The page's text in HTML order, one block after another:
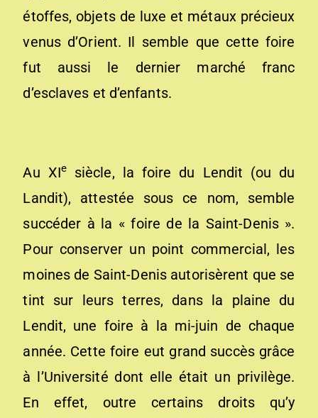
étoffes, objets de luxe et métaux précieux
venus d’Orient. Il semble que cette foire
fut aussi le dernier marché franc
d’esclaves et d’enfants.
Au XIesiècle, la foire du Lendit (ou du
Landit), attestée sous ce nom, semble
succéder à la « foire de la Saint-Denis ».
Pour conserver un point commercial, les
moines de Saint-Denis autorisèrent que se
tint sur leurs terres, dans la plaine du
Lendit, une foire à la mi-juin de chaque
année. Cette foire eut grand succès grâce
à l’Université dont elle était un privilège.
En effet, outre certains droits qu’y